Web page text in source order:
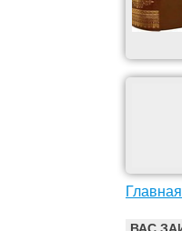
Главная